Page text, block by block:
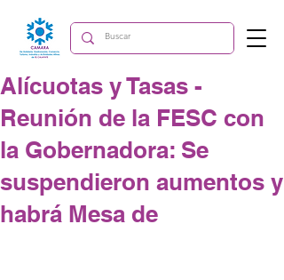
Alícuotas y Tasas -
Reunión de la FESC con
la Gobernadora: Se
suspendieron aumentos y
habrá Mesa de